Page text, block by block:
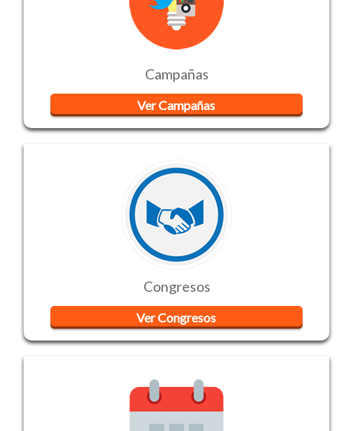
Campañas
Ver Campañas
Congresos
Ver Congresos